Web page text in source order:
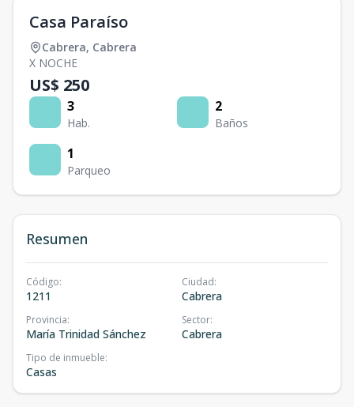
Casa Paraíso
Cabrera, Cabrera
X NOCHE
US$ 250
3
Hab.
2
Baños
1
Parqueo
Resumen
Código:
1211
Ciudad:
Cabrera
Provincia:
María Trinidad Sánchez
Sector:
Cabrera
Tipo de inmueble:
Casas